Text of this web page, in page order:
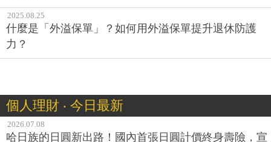
2025.08.25
什麼是「外溢保單」？如何用外溢保單提升退休防護
力？
個人理財 ‧ 今日最新
2026.07.08
哈日族的日圓新出路！國內首張日圓計價終身壽險，宣